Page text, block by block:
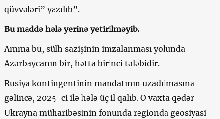
qüvvələri” yazılıb”.
Bu maddə hələ yerinə yetirilməyib.
Amma bu, sülh sazişinin imzalanması yolunda
Azərbaycanın bir, hətta birinci tələbidir.
Rusiya kontingentinin mandatının uzadılmasına
gəlincə, 2025-ci ilə hələ üç il qalıb. O vaxta qədər
Ukrayna müharibəsinin fonunda regionda geosiyasi